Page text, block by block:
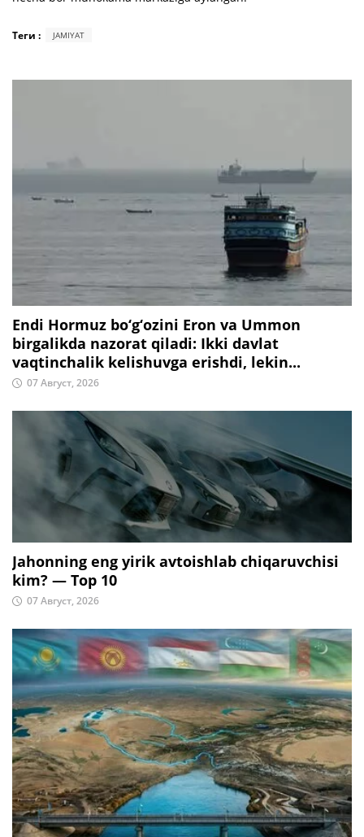
Теги : JAMIYAT
Endi Hormuz bo‘g‘ozini Eron va Ummon
birgalikda nazorat qiladi: Ikki davlat
vaqtinchalik kelishuvga erishdi, lekin...
07 Август, 2026
Jahonning eng yirik avtoishlab chiqaruvchisi
kim? — Top 10
07 Август, 2026